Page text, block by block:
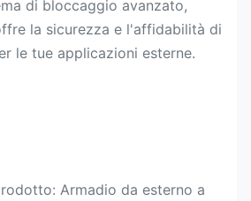
di bloccaggio avanzato,
la sicurezza e l'affidabilità di
le tue applicazioni esterne.
Armadio da esterno a